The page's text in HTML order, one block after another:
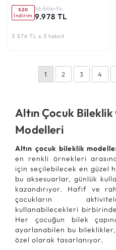
%20
İndirim
12.506 TL
9.978 TL
3.576 TL x 3 taksit
1 2 3 4
Altın Çocuk Bileklik
Modelleri
Altın çocuk bileklik
en renkli örnekleri
için seçilebilecek en güzel
bu aksesuarlar, günlük
kazandırıyor. Hafif ve
çocukların
kullanabilecekleri
Her çocuğun bilek
ayarlanabilen bu
özel olarak tasarlanıyor.